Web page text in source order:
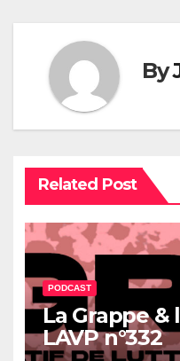
By
Related Post
PODCAST
La Grappe &
LAVP n°332